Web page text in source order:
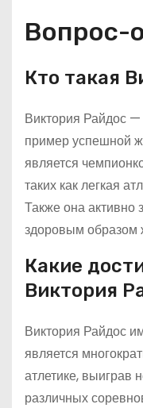
Вопрос-
Кто такая
Виктория Райдос —
пример успешной
является
таких как легкая
Также она активно
здоровым образом
Какие
Виктория
Виктория Райдос
является
атлетике, выиграв
различных